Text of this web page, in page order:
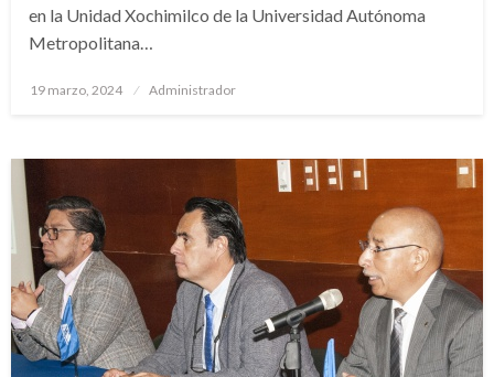
en la Unidad Xochimilco de la Universidad Autónoma
Metropolitana…
Publicado
19 marzo, 2024 Administrador